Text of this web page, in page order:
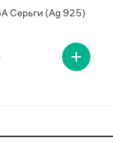
Серьги (Ag 925)